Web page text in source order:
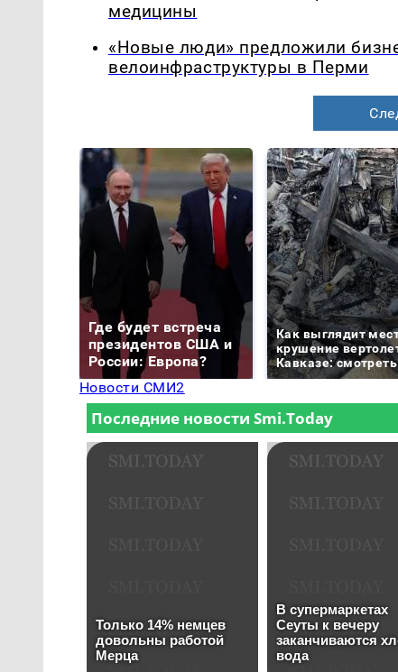
медицины
«Новые люди» предложили
велоинфраструктуры в Перми
Где будет встреча
президентов США и
России: Европа?
Как выглядит
крушение
Кавказе: смотреть
Новости СМИ2